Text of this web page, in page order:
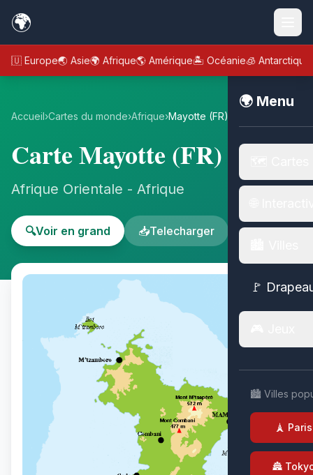
🌍
🇪🇺 Europe🌏 Asie🌍 Afrique🌎 Amérique🏝️ Océanie🧊 Antarctique
🌍 Menu
🚩
🏙️ Villes
🗼 Paris
🏯
Accueil›Cartes du monde›Afrique›Mayotte (FR)
Carte Mayotte (FR)
Afrique Orientale - Afrique
🔍Voir en grand 📥Telecharger